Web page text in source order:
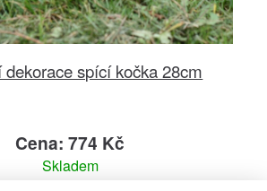
dekorace spící kočka 28cm
Cena: 774 Kč
Skladem